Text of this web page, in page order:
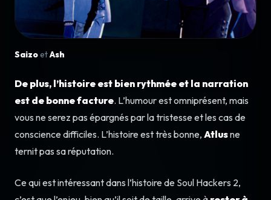
SaizoetAsh
De plus, l’histoire est bien rythmée et la narration
est de bonne facture. L’humour est omniprésent, mais
vous ne serez pas épargnés par la tristesse et les cas de
conscience difficiles. L’histoire est très bonne, Atlusne
ternit pas sa réputation.
Ce qui est intéressant dans l’histoire de Soul Hackers 2,